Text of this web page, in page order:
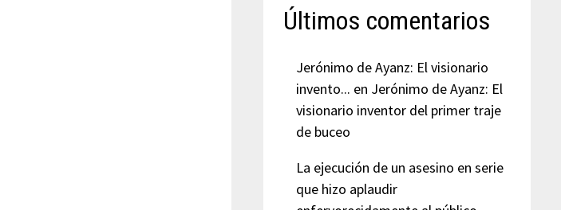
Últimos comentarios
Jerónimo de Ayanz: El visionario
invento... en Jerónimo de Ayanz: El
visionario inventor del primer traje
de buceo
La ejecución de un asesino en serie
que hizo aplaudir